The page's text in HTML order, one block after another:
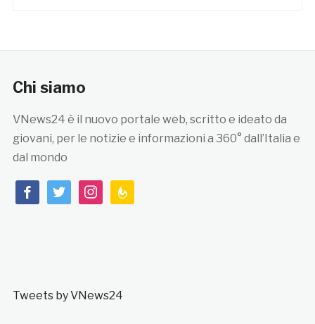
Chi siamo
VNews24 è il nuovo portale web, scritto e ideato da
giovani, per le notizie e informazioni a 360° dall’Italia e
dal mondo
facebooktwitterinstagramfeedburner
Tweets by VNews24